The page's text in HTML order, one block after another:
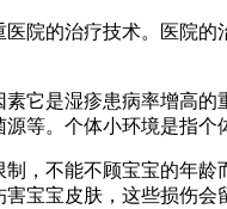
的治疗技术。医院的
它是湿疹患病率增高的
等。个体小环境是指
不能不顾宝宝的年龄
宝宝皮肤，这些损伤